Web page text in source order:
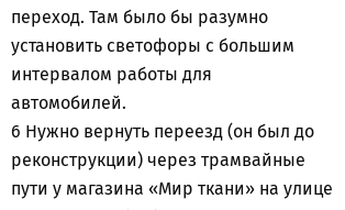
переход. Там было бы разумно
установить светофоры с большим
интервалом работы для
автомобилей.
6 Нужно вернуть переезд (он был до
реконструкции) через трамвайные
пути у магазина «Мир ткани» на улице